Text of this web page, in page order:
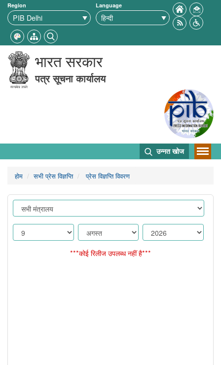
Region Language
भारत सरकार
पत्र सूचना कार्यालय
उन्नत खोज
होम सभी प्रेस विज्ञप्ति प्रेस विज्ञप्ति विवरण
***कोई रिलीज उपलब्ध नहीं है***